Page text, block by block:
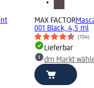
MAX FACTOR
001 Black, 4,5 ml
(104)
Lieferbar
dm Markt